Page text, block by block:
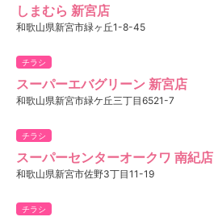
しまむら 新宮店
和歌山県新宮市緑ヶ丘1-8-45
チラシ
スーパーエバグリーン 新宮店
和歌山県新宮市緑ケ丘三丁目6521-7
チラシ
スーパーセンターオークワ 南紀店
和歌山県新宮市佐野3丁目11-19
チラシ